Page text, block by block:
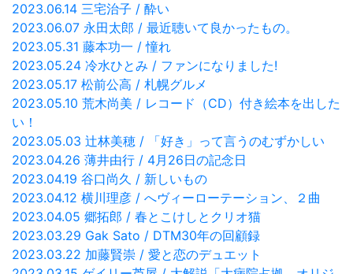
2023.06.14 三宅治子 / 酔い
2023.06.07 永田太郎 / 最近聴いて良かったもの。
2023.05.31 藤本功一 / 憧れ
2023.05.24 冷水ひとみ / ファンになりました!
2023.05.17 松前公高 / 札幌グルメ
2023.05.10 荒木尚美 / レコード（CD）付き絵本を出した
い！
2023.05.03 辻林美穂 / 「好き」って言うのむずかしい
2023.04.26 薄井由行 / 4月26日の記念日
2023.04.19 谷口尚久 / 新しいもの
2023.04.12 横川理彦 / へヴィーローテーション、２曲
2023.04.05 郷拓郎 / 春とこけしとクリオ猫
2023.03.29 Gak Sato / DTM30年の回顧録
2023.03.22 加藤賢崇 / 愛と恋のデュエット